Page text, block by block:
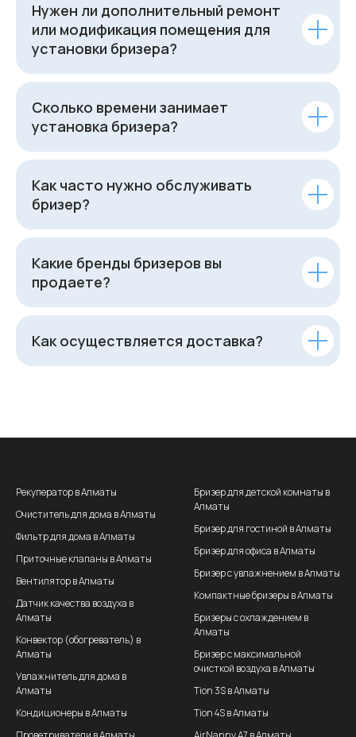
Нужен ли дополнительный ремонт
или модификация помещения для
установки бризера?
Сколько времени занимает
установка бризера?
Как часто нужно обслуживать
бризер?
Какие бренды бризеров вы
продаете?
Как осуществляется доставка?
Рекуператор в Алматы
Очиститель для дома в Алматы
Фильтр для дома в Алматы
Приточные клапаны в Алматы
Вентилятор в Алматы
Датчик качества воздуха в
Алматы
Конвектор (обогреватель) в
Алматы
Увлажнитель для дома в
Алматы
Кондиционеры в Алматы
Бризер для детской комнаты в
Алматы
Бризер для гостиной в Алматы
Бризер для офиса в Алматы
Бризер с увлажнением в Алматы
Компактные бризеры в Алматы
Бризеры с охлаждением в
Алматы
Бризер с максимальной
очисткой воздуха в Алматы
Tion 3S в Алматы
Tion 4S в Алматы